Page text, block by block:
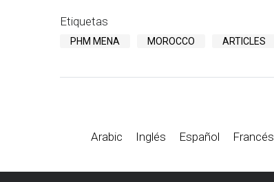
Etiquetas
PHM MENA MOROCCO ARTICLES
Arabic Inglés Español Francés